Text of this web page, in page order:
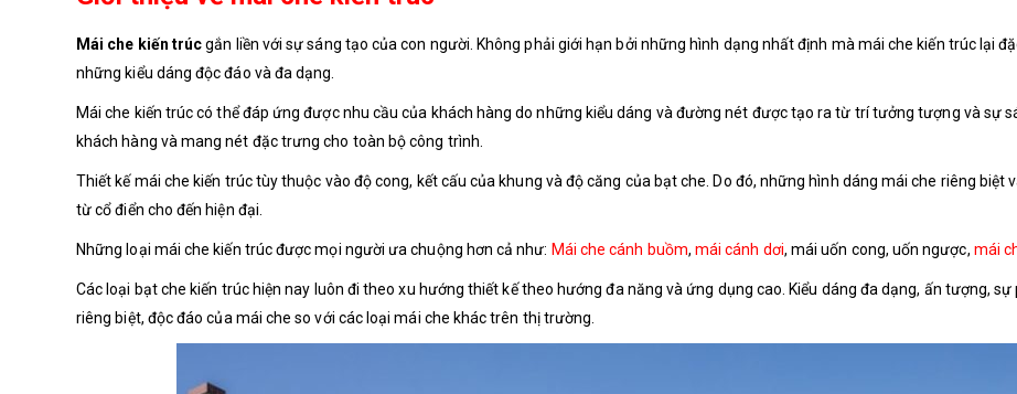
Mái che kiến trúcgắn liền với sự sáng tạo của con người. Không phải giới hạn bởi những hình dạng nhất định mà mái che kiến trúc lại
những kiểu dáng độc đáo và đa dạng.
Mái che kiến trúc có thể đáp ứng được nhu cầu của khách hàng do những kiểu dáng và đường nét được tạo ra từ trí tưởng tượng và sự
khách hàng và mang nét đặc trưng cho toàn bộ công trình.
Thiết kế mái che kiến trúc tùy thuộc vào độ cong, kết cấu của khung và độ căng của bạt che. Do đó, những hình dáng mái che riêng
từ cổ điển cho đến hiện đại.
Những loại mái che kiến trúc được mọi người ưa chuộng hơn cả như: Mái che cánh buồm, mái cánh dơi, mái uốn cong, uốn ngược, mái
Các loại bạt che kiến trúc hiện nay luôn đi theo xu hướng thiết kế theo hướng đa năng và ứng dụng cao. Kiểu dáng đa dạng, ấn tượng,
riêng biệt, độc đáo của mái che so với các loại mái che khác trên thị trường.